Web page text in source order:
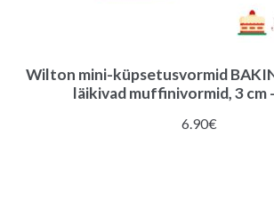
Wilton mini-küpsetusvormid
läikivad muffinivormid, 3 cm
6.90€